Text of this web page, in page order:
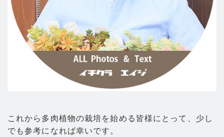
これから多肉植物の栽培を始める皆様にとって、少し
でも参考になれば幸いです。